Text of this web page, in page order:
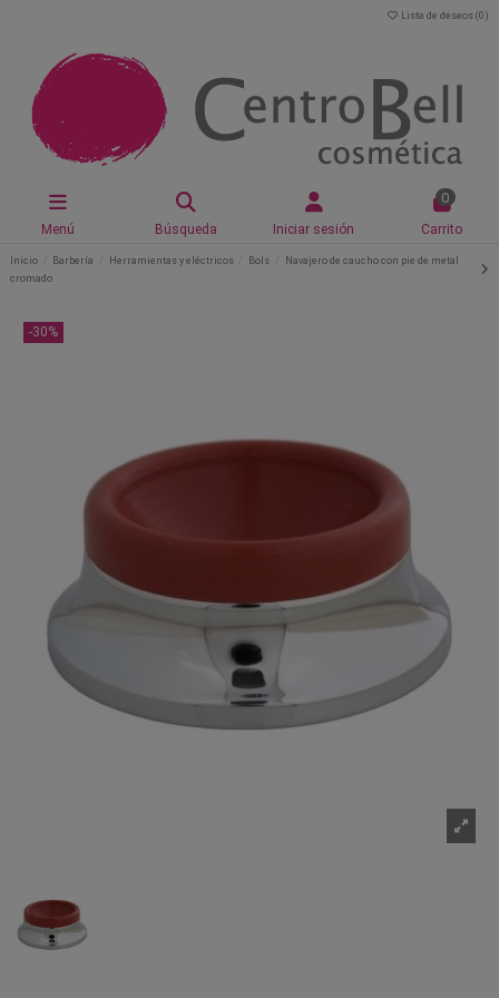
Lista de deseos (0 )
Menú Búsqueda Iniciar sesión
0
Carrito
Inicio Barbería Herramientas y eléctricos Bols
Navajero de caucho con pie de metal
cromado
-30%